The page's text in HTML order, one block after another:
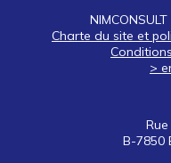
Charte du site et
>
B-7850